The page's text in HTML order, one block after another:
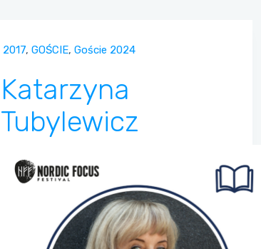
2017,GOŚCIE,Goście 2024
Katarzyna
Tubylewicz